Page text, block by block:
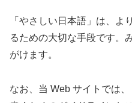
「やさしい日本語」は、よ
るための大切な手段です。
がけます。
なお、当 Web サイトでは